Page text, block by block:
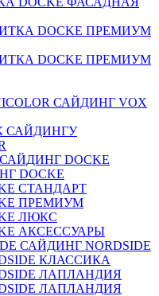
DOCKE ПРЕМИУМ
DOCKE ПРЕМИУМ
САЙДИНГ VOX
САЙДИНГУ
САЙДИНГ DOCKE
DOCKE
СТАНДАРТ
ПРЕМИУМ
ЛЮКС
АКСЕССУАРЫ
САЙДИНГ NORDSIDE
КЛАССИКА
ЛАПЛАНДИЯ
ЛАПЛАНДИЯ